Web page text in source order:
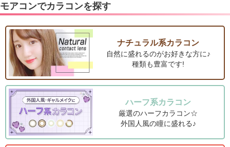
モアコンでカラコンを探す
ナチュラル系カラコン
自然に盛れるのがお好きな方に♪
種類も豊富です!
ハーフ系カラコン
厳選のハーフカラコン☆
外国人風の瞳に盛れる♪